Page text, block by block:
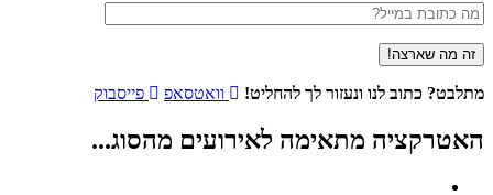
כתוב לנו ונעזור לך להחליט! וואטסאפ פייסבוק
מתאימה לאירועיםמהסוג...